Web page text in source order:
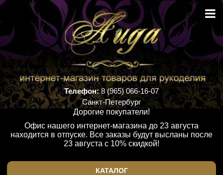
Телефон:8 (965) 066-16-07
Санкт-Петербург
Дорогие покупатели!
Офис нашего интернет-магазина до 23 августа
находится в отпуске. Все заказы будут высланы после
23 августа с 10% скидкой!
КАТАЛОГ